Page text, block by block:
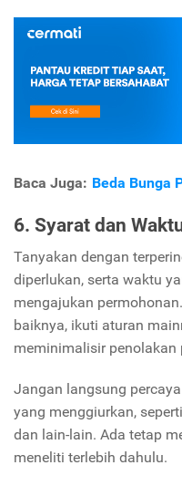
Baca Juga: Beda Bunga
6. Syarat dan
Tanyakan dengan
diperlukan, serta waktu
mengajukan
baiknya, ikuti aturan
meminimalisir penolakan
Jangan langsung
yang menggiurkan,
dan lain-lain. Ada tetap
meneliti terlebih dahulu.